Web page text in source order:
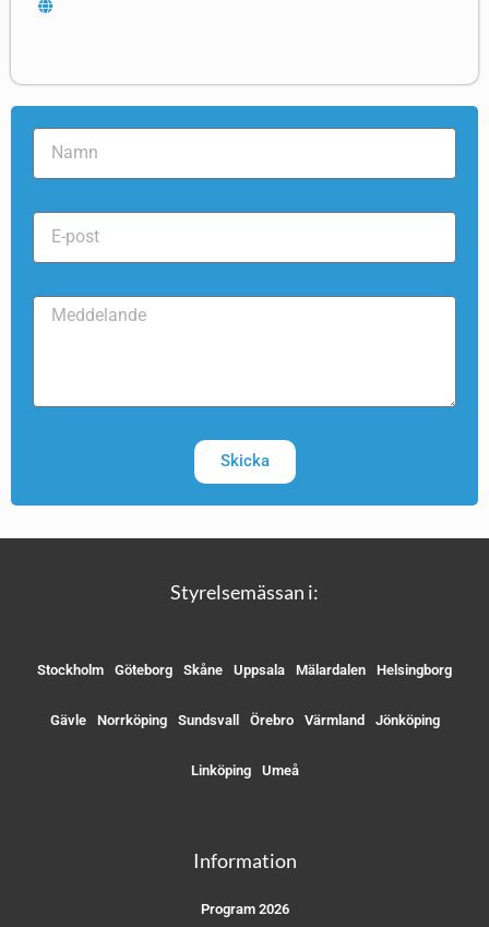
Skicka
Styrelsemässan i:
Stockholm Göteborg Skåne Uppsala Mälardalen Helsingborg
Gävle Norrköping Sundsvall Örebro Värmland Jönköping
Linköping Umeå
Information
Program 2026